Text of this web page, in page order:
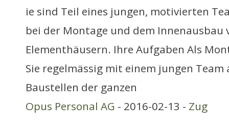
ie sind Teil eines jungen, motivierten
bei der Montage und dem Innenausbau
Elementhäusern. Ihre Aufgaben Als
Sie regelmässig mit einem jungen Team
Baustellen der ganzen
Opus Personal AG - 2016-02-13 - Zug